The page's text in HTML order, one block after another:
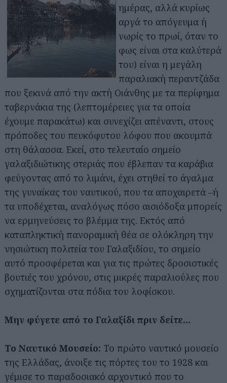
ημέρας, αλλά κυρίως
αργά το απόγευμα ή
νωρίς το πρωί, όταν το
φως είναι στα καλύτερά
του) είναι η μεγάλη
παραλιακή περαντζάδα
που ξεκινά από την ακτή Οιάνθης με τα περίφημα
ταβερνάκια της (λεπτομέρειες για τα οποία
έχουμε παρακάτω) και συνεχίζει απέναντι, στους
πρόποδες του πευκόφυτου λόφου που ακουμπά
στη θάλασσα. Εκεί, στο τελευταίο σημείο
γαλαξιδιώτικης στεριάς που έβλεπαν τα καράβια
φεύγοντας από το λιμάνι, έχει στηθεί το άγαλμα
της γυναίκας του ναυτικού, που τα αποχαιρετά –ή
τα υποδέχεται, αναλόγως πόσο αισιόδοξα μπορείς
να ερμηνεύσεις το βλέμμα της. Εκτός από
καταπληκτική πανοραμική θέα σε ολόκληρη την
νησιώτικη πολιτεία του Γαλαξιδίου, το σημείο
αυτό προσφέρεται και για τις πρώτες δροσιστικές
βουτιές του χρόνου, στις μικρές παραλιούλες που
σχηματίζονται στα πόδια του λοφίσκου.
Μην φύγετε από το Γαλαξίδι πριν δείτε…
Το Ναυτικό Μουσείο: Το πρώτο ναυτικό μουσείο
της Ελλάδας, άνοιξε τις πόρτες του το 1928 και
γέμισε το παραδοσιακό αρχοντικό που το